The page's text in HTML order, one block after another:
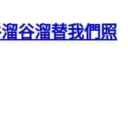
谷溜替我們照